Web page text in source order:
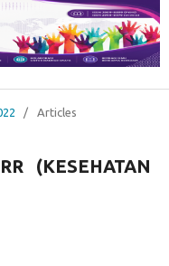
/ Articles
(KESEHATAN